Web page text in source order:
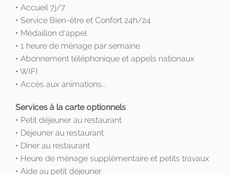
• Accueil 7j/7
• Service Bien-être et Confort 24h/24
• Médaillon d'appel
• 1 heure de ménage par semaine
• Abonnement téléphonique et appels nationaux
• WIFI
• Accès aux animations...
Services à la carte optionnels
• Petit déjeuner au restaurant
• Déjeuner au restaurant
• Dîner au restaurant
• Heure de ménage supplémentaire et petits travaux
• Aide au petit déjeuner